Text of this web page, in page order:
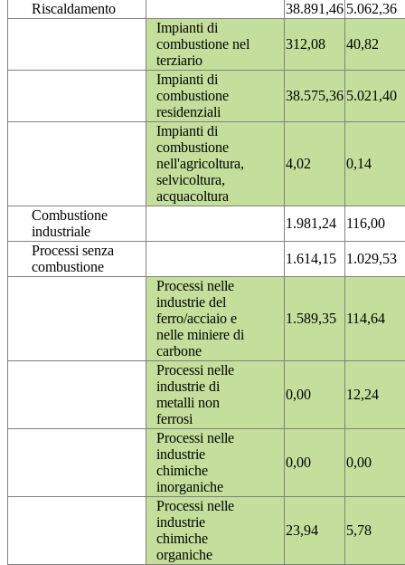
Riscaldamento 38.891,46 5.062,36
Impianti di
combustione nel
terziario
312,08 40,82
Impianti di
combustione
residenziali
38.575,36 5.021,40
Impianti di
combustione
nell'agricoltura,
selvicoltura,
acquacoltura
4,02 0,14
Combustione
industriale
1.981,24
116,00
Processi senza
combustione
1.614,15
1.029,53
Processi nelle
industrie del
ferro/acciaio e
nelle miniere di
carbone
1.589,35 114,64
Processi nelle
industrie di
metalli non
ferrosi
0,00 12,24
Processi nelle
industrie
chimiche
inorganiche
0,00 0,00
Processi nelle
industrie
chimiche
organiche
23,94 5,78